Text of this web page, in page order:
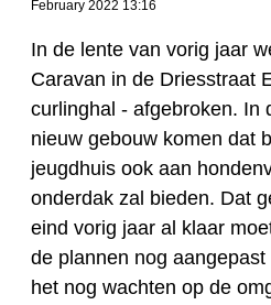
February 2022 13:16
In de lente van vorig jaar
Caravan in de Driesstraat
curlinghal - afgebroken. In
nieuw gebouw komen dat
jeugdhuis ook aan
onderdak zal bieden. Dat
eind vorig jaar al klaar
de plannen nog
het nog wachten op de